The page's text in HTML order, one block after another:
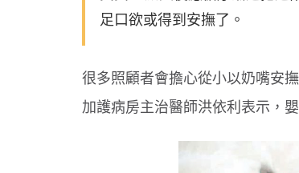
足口欲或得到安撫了。
很多照顧者會擔心從小以奶嘴安
加護病房主治醫師洪依利表示，